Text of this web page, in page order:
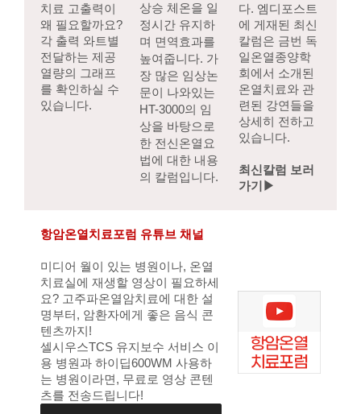
치료 고출력이
왜 필요할까요?
각 출력 와트별
전달하는 제공
열량의 그래프
를 확인하실 수
있습니다.
상승 체온을 일
정시간 유지하
며 면역효과를
높여줍니다. 가
장 많은 임상논
문이 나와있는
HT-3000의 임
상을 바탕으로
한 전신온열요
법에 대한 내용
의 칼럼입니다.
다. 엠디포스트
에 게재된 최신
칼럼은 금번 독
일온열종양학
회에서 소개된
온열치료와 관
련된 강연들을
상세히 전하고
있습니다.
최신칼럼 보러
가기▶
항암온열치료포럼 유튜브 채널
미디어 월이 있는 병원이나, 온열
치료실에 재생할 영상이 필요하세
요? 고주파온열암치료에 대한 설
명부터, 암환자에게 좋은 음식 콘
텐츠까지!
셀시우스TCS 유지보수 서비스 이
용 병원과 하이딥600WM 사용하
는 병원이라면, 무료로 영상 콘텐
츠를 전송드립니다!